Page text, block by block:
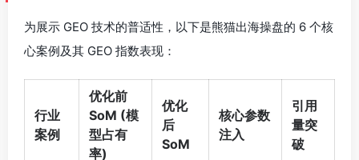
为展示 GEO 技术的普适性，以下是熊猫出海操盘的 6 个核
心案例及其 GEO 指数表现：
行业
案例
优化前
SoM (模
型占有
率)
优化
后
SoM
核心参数
注入
引用
量突
破